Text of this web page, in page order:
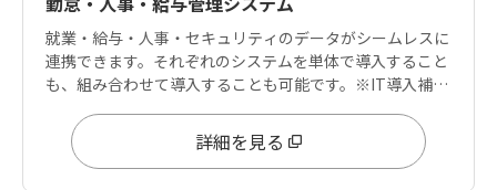
就業・給与・人事・セキュリティのデータがシームレスに
連携できます。それぞれのシステムを単体で導入すること
も、組み合わせて導入することも可能です。※IT導入補助
詳細を見る